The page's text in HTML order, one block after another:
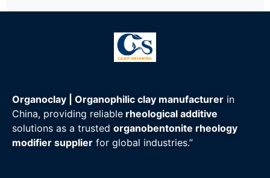
Organoclay | Organophilic clay manufacturer in
China, providing reliable rheological additive
solutions as a trusted organobentonite rheology
modifier supplier for global industries.”